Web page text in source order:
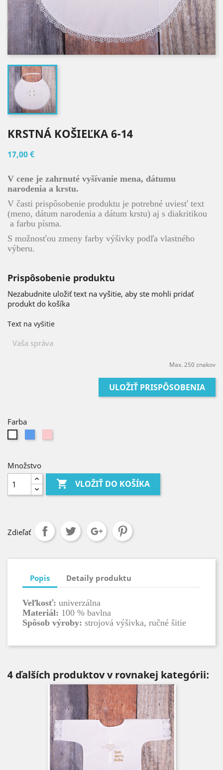
KRSTNÁ KOŠIEĽKA 6-14
17,00 €
V cene je zahrnuté vyšívanie mena, dátumu
narodenia a krstu.
V časti prispôsobenie produktu je potrebné uviesť text
(meno, dátum narodenia a dátum krstu) aj s diakritikou
a farbu písma.
S možnosťou zmeny farby výšivky podľa vlastného
výberu.
Prispôsobenie produktu
Nezabudnite uložiť text na vyšitie, aby ste mohli pridať
produkt do košíka
Text na vyšitie
Max. 250 znakov
ULOŽIŤ PRISPÔSOBENIA
Farba
Množstvo
 VLOŽIŤ DO KOŠÍKA
Zdieľať
Popis Detaily produktu
Veľkosť: univerzálna
Materiál: 100 % bavlna
Spôsob výroby: strojová výšivka, ručné šitie
4 ďalších produktov v rovnakej kategórii: